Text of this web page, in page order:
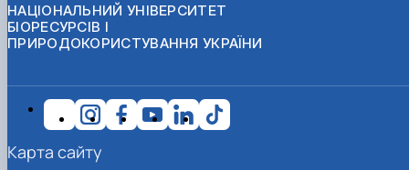
НАЦІОНАЛЬНИЙ УНІВЕРСИТЕТ
БІОРЕСУРСІВ І
ПРИРОДОКОРИСТУВАННЯ УКРАЇНИ
Карта сайту